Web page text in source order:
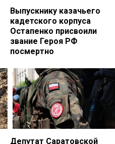
Выпускнику казачьего
кадетского корпуса
Остапенко присвоили
звание Героя РФ
посмертно
Депутат Саратовской